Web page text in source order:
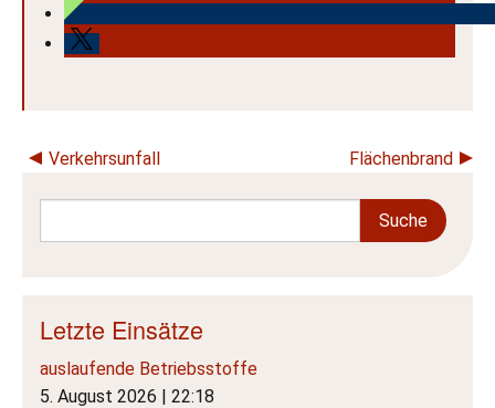
Beitragsnavigation
Verkehrsunfall Flächenbrand
Letzte Einsätze
auslaufende Betriebsstoffe
5. August 2026 | 22:18